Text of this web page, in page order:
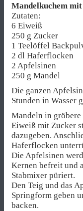
Mandelkuchem
Zutaten:
6 Eiweiß
250 g Zucker
1 Teelöffel
2 dl Haferflocken
2 Apfelsinen
250 g Mandel
Die ganzen
Stunden in Wasser
Mandeln in gröbere
Eiweiß mit Zucker
dazugeben.
Haferflocken
Die Apfelsinen
Kernen befreit und
Stabmixer püriert.
Den Teig und das
Springform geben
backen.